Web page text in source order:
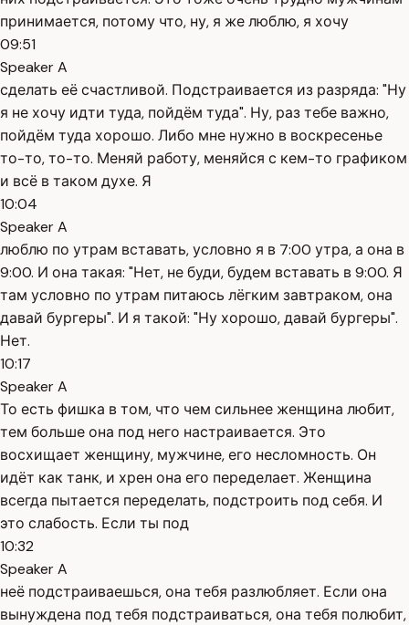
принимается, потому что, ну, я же люблю, я хочу
09:51
Speaker A
сделать её счастливой. Подстраивается из разряда: "Ну
я не хочу идти туда, пойдём туда". Ну, раз тебе важно,
пойдём туда хорошо. Либо мне нужно в воскресенье
то-то, то-то. Меняй работу, меняйся с кем-то графиком
и всё в таком духе. Я
10:04
Speaker A
люблю по утрам вставать, условно я в 7:00 утра, а она в
9:00. И она такая: "Нет, не буди, будем вставать в 9:00. Я
там условно по утрам питаюсь лёгким завтраком, она
давай бургеры". И я такой: "Ну хорошо, давай бургеры".
Нет.
10:17
Speaker A
То есть фишка в том, что чем сильнее женщина любит,
тем больше она под него настраивается. Это
восхищает женщину, мужчине, его несломность. Он
идёт как танк, и хрен она его переделает. Женщина
всегда пытается переделать, подстроить под себя. И
это слабость. Если ты под
10:32
Speaker A
неё подстраиваешься, она тебя разлюбляет. Если она
вынуждена под тебя подстраиваться, она тебя полюбит,